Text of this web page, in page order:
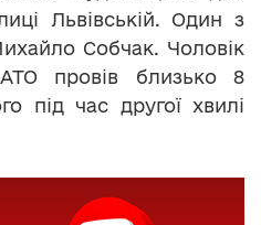
Львівській. Один з
Собчак. Чоловік
провів близько 8
під час другої хвилі